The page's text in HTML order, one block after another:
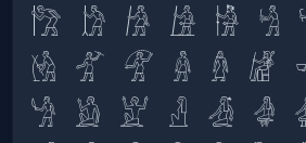
𓀗 𓀘 𓀙 𓀚 𓀛 𓀜
𓁃 𓁄 𓁅 𓁆 𓁇 𓁈
𓁍 𓁎 𓁏 𓁐 𓁑 𓁒